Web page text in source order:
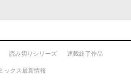
読み切りシリーズ 連載終了作品
ックス最新情報